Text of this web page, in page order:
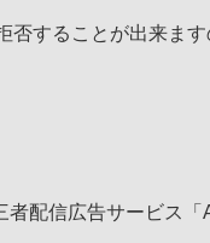
することが出来ま
配信広告サービス「